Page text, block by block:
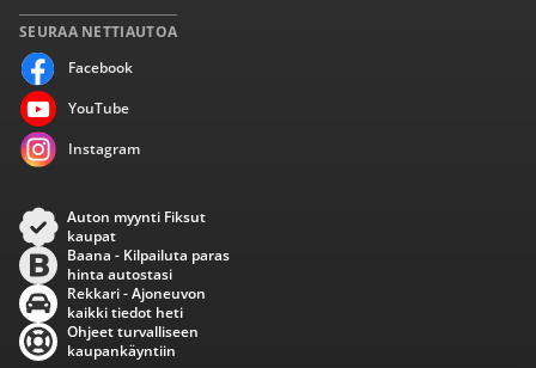
SEURAA NETTIAUTOA
Facebook
YouTube
Instagram
Auton myynti Fiksut
kaupat
Baana - Kilpailuta paras
hinta autostasi
Rekkari - Ajoneuvon
kaikki tiedot heti
Ohjeet turvalliseen
kaupankäyntiin